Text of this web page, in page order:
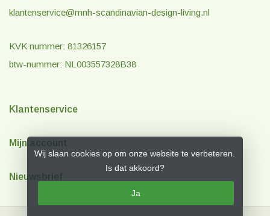
klantenservice@mnh-scandinavian-design-living.nl
KVK nummer: 81326157
btw-nummer: NL003557328B38
Klantenservice
Mijn account
Nieuwsbrief
Wij slaan cookies op om onze website te verbeteren.
Is dat akkoord?
Ja